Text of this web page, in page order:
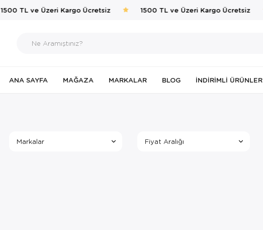
1500 TL ve Üzeri Kargo Ücretsiz 1500 TL ve Üzeri Kargo Ücretsiz
ANA SAYFA MAĞAZA MARKALAR BLOG İNDIRIMLI ÜRÜNLER
Markalar Fiyat Aralığı